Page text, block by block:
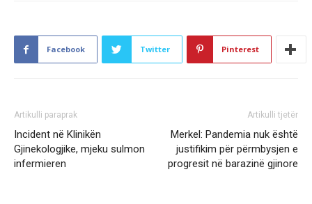
Facebook Twitter Pinterest
Artikulli paraprak
Incident në Klinikën
Gjinekologjike, mjeku sulmon
infermieren
Artikulli tjetër
Merkel: Pandemia nuk është
justifikim për përmbysjen e
progresit në barazinë gjinore